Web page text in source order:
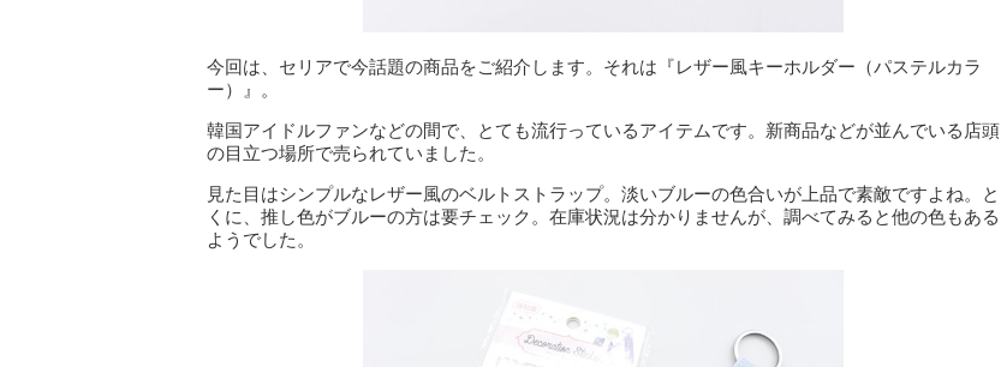
今回は、セリアで今話題の商品をご紹介します。それは『レザー風キーホルダー（パステルカラ
ー）』。
韓国アイドルファンなどの間で、とても流行っているアイテムです。新商品などが並んでいる店頭
の目立つ場所で売られていました。
見た目はシンプルなレザー風のベルトストラップ。淡いブルーの色合いが上品で素敵ですよね。と
くに、推し色がブルーの方は要チェック。在庫状況は分かりませんが、調べてみると他の色もある
ようでした。